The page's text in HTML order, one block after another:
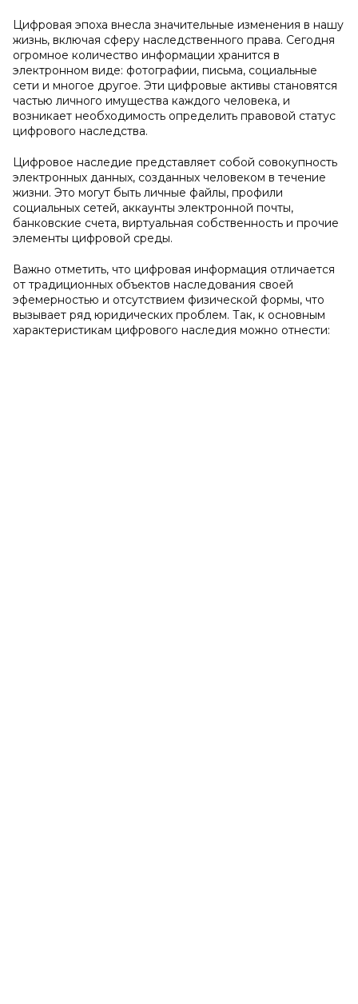
Цифровая эпоха внесла значительные изменения в нашу
жизнь, включая сферу наследственного права. Сегодня
огромное количество информации хранится в
электронном виде: фотографии, письма, социальные
сети и многое другое. Эти цифровые активы становятся
частью личного имущества каждого человека, и
возникает необходимость определить правовой статус
цифрового наследства.
Цифровое наследие представляет собой совокупность
электронных данных, созданных человеком в течение
жизни. Это могут быть личные файлы, профили
социальных сетей, аккаунты электронной почты,
банковские счета, виртуальная собственность и прочие
элементы цифровой среды.
Важно отметить, что цифровая информация отличается
от традиционных объектов наследования своей
эфемерностью и отсутствием физической формы, что
вызывает ряд юридических проблем. Так, к основным
характеристикам цифрового наследия можно отнести: